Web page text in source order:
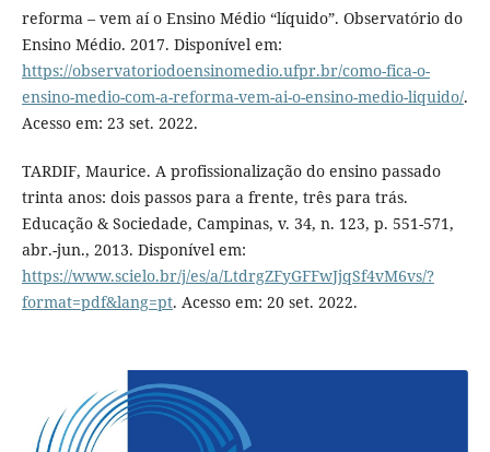
reforma – vem aí o Ensino Médio “líquido”. Observatório do
Ensino Médio. 2017. Disponível em:
https://observatoriodoensinomedio.ufpr.br/como-fica-o-
ensino-medio-com-a-reforma-vem-ai-o-ensino-medio-liquido/.
Acesso em: 23 set. 2022.
TARDIF, Maurice. A profissionalização do ensino passado
trinta anos: dois passos para a frente, três para trás.
Educação & Sociedade, Campinas, v. 34, n. 123, p. 551-571,
abr.-jun., 2013. Disponível em:
https://www.scielo.br/j/es/a/LtdrgZFyGFFwJjqSf4vM6vs/?
format=pdf&lang=pt. Acesso em: 20 set. 2022.